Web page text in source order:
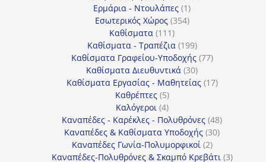
Ερμάρια - Ντουλάπες 11
προϊόν
Εσωτερικός Χώρος 354354
Καθίσματα 111111
προϊόντα
Καθίσματα - Τραπέζια 199199
προϊόντα
Καθίσματα Γραφείου-Υποδοχής 7777
Καθίσματα Διευθυντικά 3030
προϊόντα
Καθίσματα Εργασίας - Μαθητείας 1717
Καθρέπτες 55
προϊόντα
Καλόγεροι 44
προϊόντα
Καναπέδες - Καρέκλες - Πολυθρόνες 4848
προϊόντα
Καναπέδες & Καθίσματα Υποδοχής 3030
Καναπέδες Γωνία-Πολυμορφικοί 22
προϊόντα
Καναπέδες-Πολυθρόνες & Σκαμπό Κρεβάτι 33